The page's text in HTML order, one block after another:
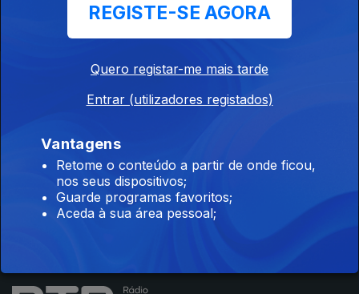
Instale a aplicaçãoRTP Play
Disponível para iOS, Android, Apple TV, Android TV e
CarPlay
REGISTE-SE AGORA
Quero registar-me mais tarde
Entrar (utilizadores registados)
Vantagens
Retome o conteúdo a partir de onde ficou,
nos seus dispositivos;
Guarde programas favoritos;
Aceda à sua área pessoal;